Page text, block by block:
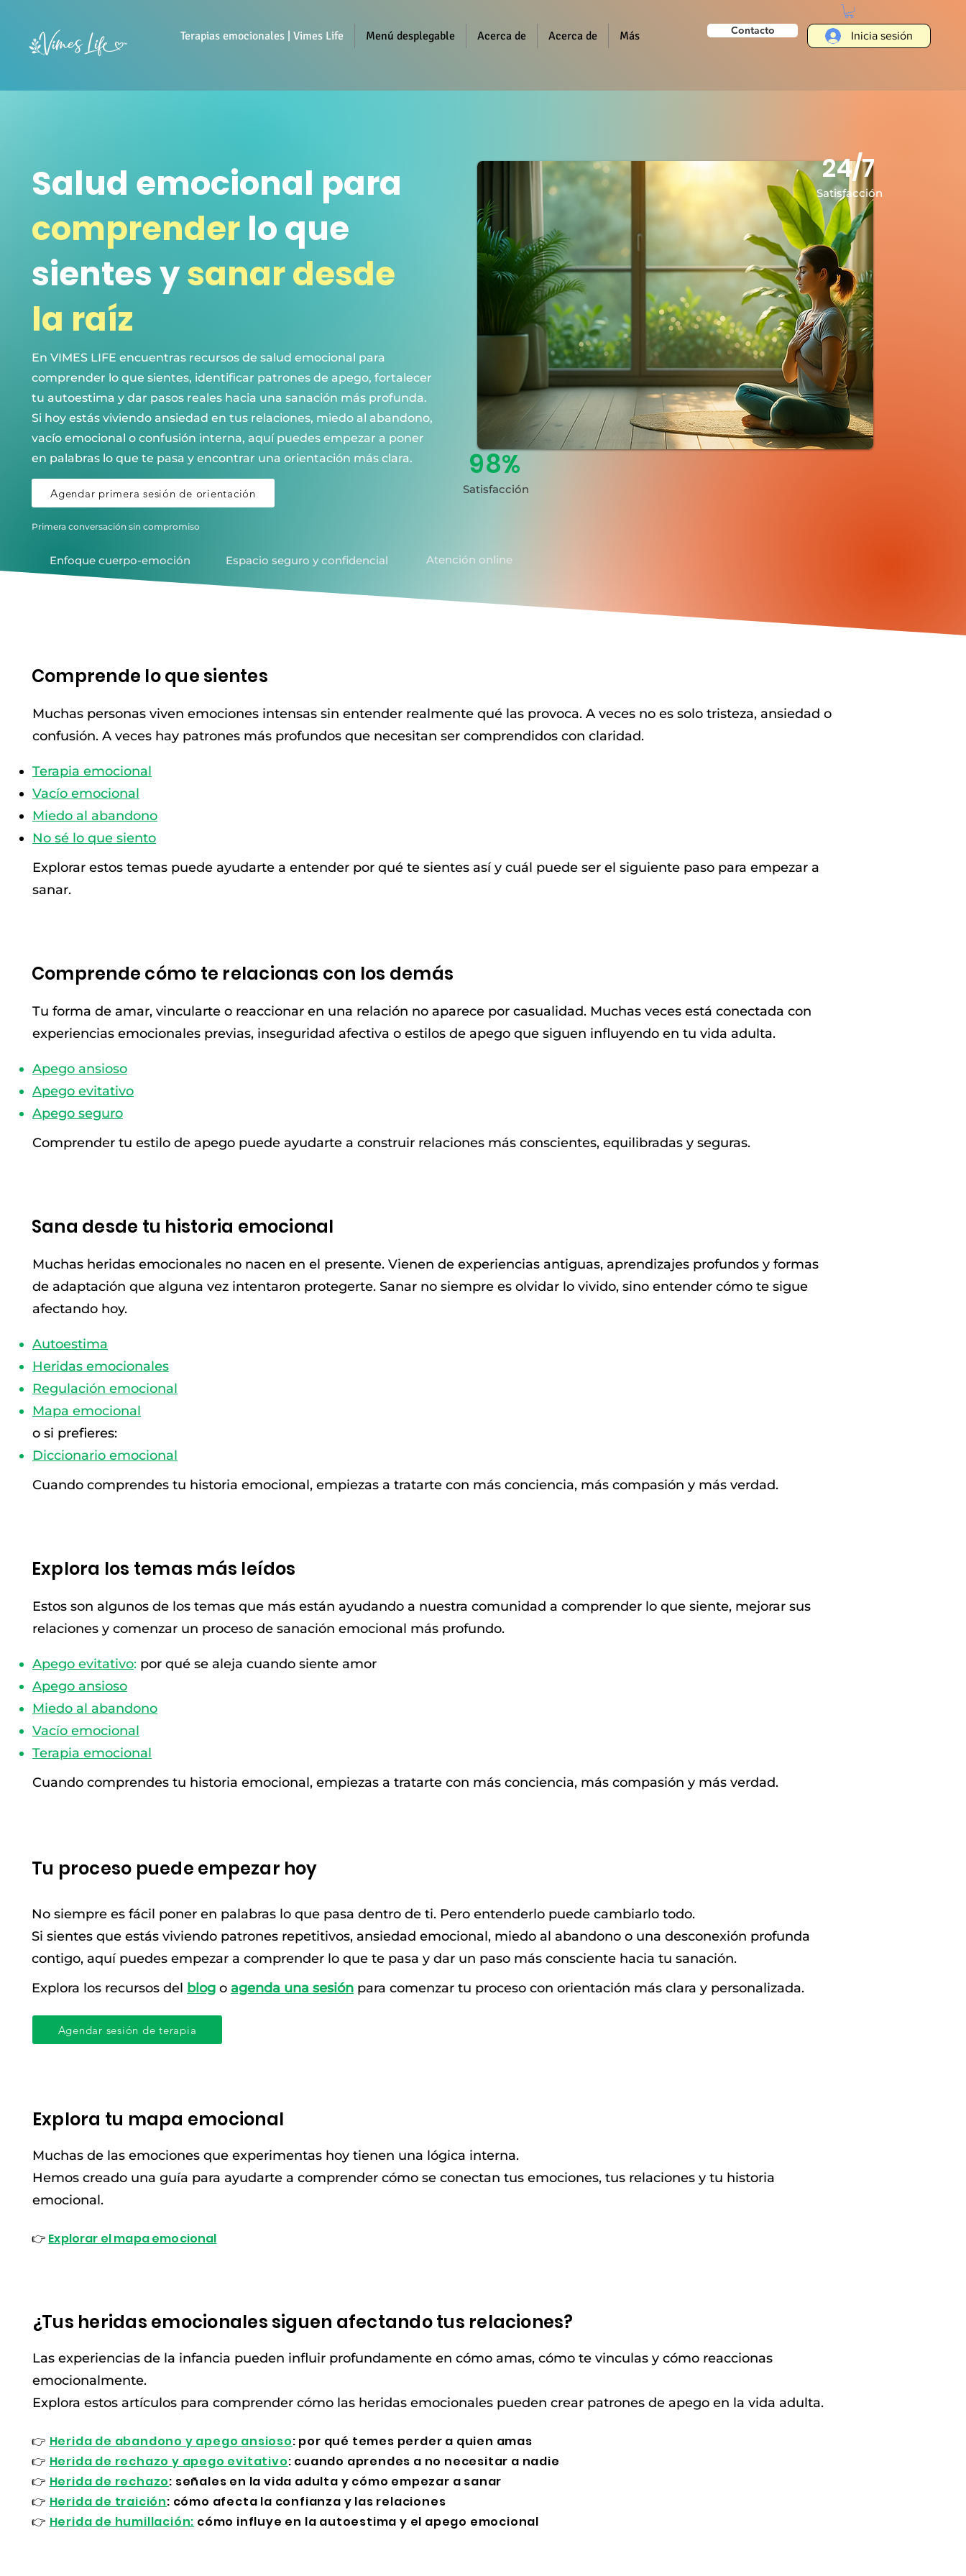
Terapias emocionales | Vimes Life Menú desplegable Acerca de Acerca de Más Contacto Inicia sesión
Salud emocional para
comprender lo que
sientes ysanar desde
la raíz
En VIMES LIFE encuentras recursos de salud emocional para
comprender lo que sientes, identificar patrones de apego, fortalecer
tu autoestima y dar pasos reales hacia una sanación más profunda.
Si hoy estás viviendo ansiedad en tus relaciones, miedo al abandono,
vacío emocional o confusión interna, aquí puedes empezar a poner
en palabras lo que te pasa y encontrar una orientación más clara.
Agendar primera sesión de orientación
98%
Satisfacción
24/7
Satisfacción
Primera conversación sin compromiso
Enfoque cuerpo-emoción Espacio seguro y confidencial Atención online
Comprende lo que sientes
Muchas personas viven emociones intensas sin entender realmente qué las provoca. A veces no es solo tristeza, ansiedad o
confusión. A veces hay patrones más profundos que necesitan ser comprendidos con claridad.
Terapia emocional
Vacío emocional
Miedo al abandono
No sé lo que siento
Explorar estos temas puede ayudarte a entender por qué te sientes así y cuál puede ser el siguiente paso para empezar a
sanar.
Comprende cómo te relacionas con los demás
Tu forma de amar, vincularte o reaccionar en una relación no aparece por casualidad. Muchas veces está conectada con
experiencias emocionales previas, inseguridad afectiva o estilos de apego que siguen influyendo en tu vida adulta.
Apego ansioso
Apego evitativo
Apego seguro
Comprender tu estilo de apego puede ayudarte a construir relaciones más conscientes, equilibradas y seguras.
Sana desde tu historia emocional
Muchas heridas emocionales no nacen en el presente. Vienen de experiencias antiguas, aprendizajes profundos y formas
de adaptación que alguna vez intentaron protegerte. Sanar no siempre es olvidar lo vivido, sino entender cómo te sigue
afectando hoy.
Autoestima
Heridas emocionales
Regulación emocional
Mapa emocional
o si prefieres:
Diccionario emocional
Cuando comprendes tu historia emocional, empiezas a tratarte con más conciencia, más compasión y más verdad.
Explora los temas más leídos
Estos son algunos de los temas que más están ayudando a nuestra comunidad a comprender lo que siente, mejorar sus
relaciones y comenzar un proceso de sanación emocional más profundo.
Apego evitativo: por qué se aleja cuando siente amor
Apego ansioso
Miedo al abandono
Vacío emocional
Terapia emocional
Cuando comprendes tu historia emocional, empiezas a tratarte con más conciencia, más compasión y más verdad.
Tu proceso puede empezar hoy
No siempre es fácil poner en palabras lo que pasa dentro de ti. Pero entenderlo puede cambiarlo todo.
Si sientes que estás viviendo patrones repetitivos, ansiedad emocional, miedo al abandono o una desconexión profunda
contigo, aquí puedes empezar a comprender lo que te pasa y dar un paso más consciente hacia tu sanación.
Explora los recursos del blog o agenda una sesión para comenzar tu proceso con orientación más clara y personalizada.
Agendar sesión de terapia
Explora tu mapa emocional
Muchas de las emociones que experimentas hoy tienen una lógica interna.
Hemos creado una guía para ayudarte a comprender cómo se conectan tus emociones, tus relaciones y tu historia
emocional.
👉 Explorar el mapa emocional
¿Tus heridas emocionales siguen afectando tus relaciones?
Las experiencias de la infancia pueden influir profundamente en cómo amas, cómo te vinculas y cómo reaccionas
emocionalmente.
Explora estos artículos para comprender cómo las heridas emocionales pueden crear patrones de apego en la vida adulta.
👉 Herida de abandono y apego ansioso: por qué temes perder a quien amas
👉 Herida de rechazo y apego evitativo: cuando aprendes a no necesitar a nadie
👉 Herida de rechazo: señales en la vida adulta y cómo empezar a sanar
👉 Herida de traición: cómo afecta la confianza y las relaciones
👉 Herida de humillación: cómo influye en la autoestima y el apego emocional